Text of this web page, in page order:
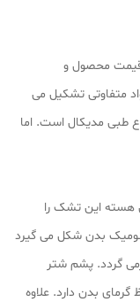
قیمت محصول و
متفاوتی تشکیل می
طبی مدیکال است. اما
هسته این تشک را
بدن شکل می گیرد
گردد. پشم شتر
بدن دارد. علاوه